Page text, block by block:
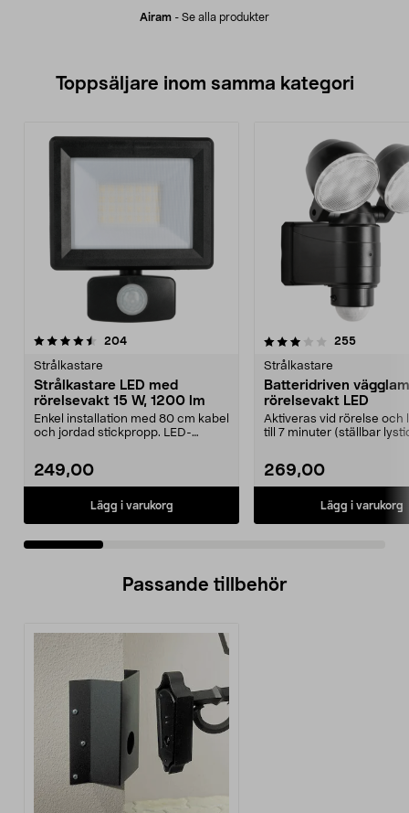
Airam - Se alla produkter
Toppsäljare inom samma kategori
204recensioner
Strålkastare
Strålkastare LED med
rörelsevakt 15 W, 1200 lm
Enkel installation med 80 cm kabel
och jordad stickpropp. LED-
249,00
Lägg i varukorg
3.5 av 5 stjärnor 255
Strålkastare
Batteridriven
rörelsevakt LED
Aktiveras vid rörelse och
till 7 minuter (ställbar
269,00
Lägg i varukorg
4.0 av 5 stjärnor
Passande tillbehör